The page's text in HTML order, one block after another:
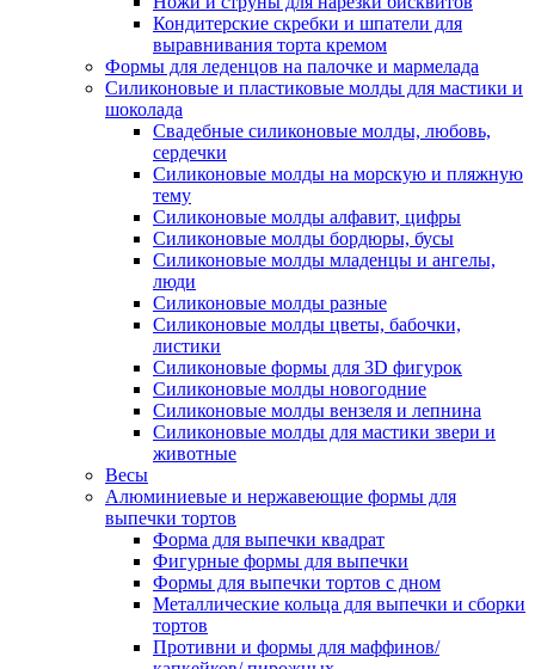
Кондитерские скребки и шпатели для
выравнивания торта кремом
Формы для леденцов на палочке и мармелада
Силиконовые и пластиковые молды для мастики и
шоколада
Свадебные силиконовые молды, любовь,
сердечки
Силиконовые молды на морскую и пляжную
тему
Силиконовые молды алфавит, цифры
Силиконовые молды бордюры, бусы
Силиконовые молды младенцы и ангелы,
люди
Силиконовые молды разные
Силиконовые молды цветы, бабочки,
листики
Силиконовые формы для 3D фигурок
Силиконовые молды новогодние
Силиконовые молды вензеля и лепнина
Силиконовые молды для мастики звери и
животные
Весы
Алюминиевые и нержавеющие формы для
выпечки тортов
Форма для выпечки квадрат
Фигурные формы для выпечки
Формы для выпечки тортов с дном
Металлические кольца для выпечки и сборки
тортов
Противни и формы для маффинов/